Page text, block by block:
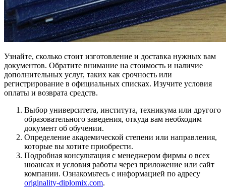
Узнайте, сколько стоит изготовление и доставка нужных вам
документов. Обратите внимание на стоимость и наличие
дополнительных услуг, таких как срочность или
регистрирование в официальных списках. Изучите условия
оплаты и возврата средств.
Выбор университета, института, техникума или другого
образовательного заведения, откуда вам необходим
документ об обучении.
Определение академической степени или направления,
которые вы хотите приобрести.
Подробная консультация с менеджером фирмы о всех
нюансах и условия работы через приложение или сайт
компании. Ознакомьтесь с информацией по адресу
originality-diplomix.com.